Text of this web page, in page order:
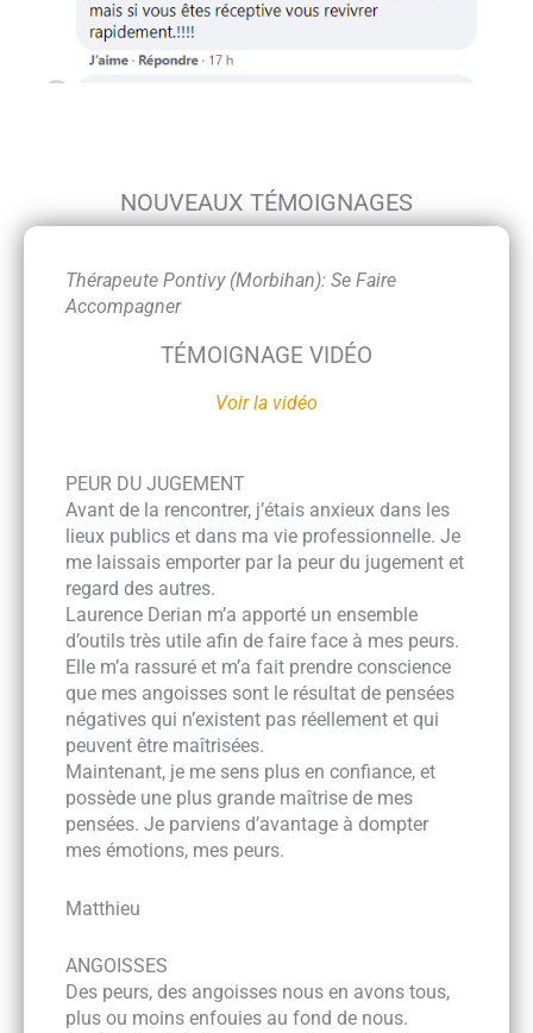
NOUVEAUX TÉMOIGNAGES
Thérapeute Pontivy (Morbihan): Se Faire
Accompagner
TÉMOIGNAGE VIDÉO
Voir la vidéo
PEUR DU JUGEMENT
Avant de la rencontrer, j’étais anxieux dans les
lieux publics et dans ma vie professionnelle. Je
me laissais emporter par la peur du jugement et
regard des autres.
Laurence Derian m’a apporté un ensemble
d’outils très utile afin de faire face à mes peurs.
Elle m’a rassuré et m’a fait prendre conscience
que mes angoisses sont le résultat de pensées
négatives qui n’existent pas réellement et qui
peuvent être maîtrisées.
Maintenant, je me sens plus en confiance, et
possède une plus grande maîtrise de mes
pensées. Je parviens d’avantage à dompter
mes émotions, mes peurs.
Matthieu
ANGOISSES
Des peurs, des angoisses nous en avons tous,
plus ou moins enfouies au fond de nous.